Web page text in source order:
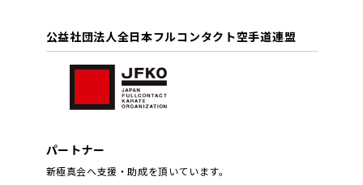
公益社団法人全日本フルコンタクト空手道連盟
パートナー
新極真会へ支援・助成を頂いています。